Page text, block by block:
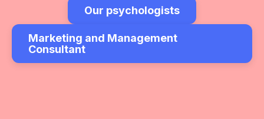
Our psychologists
Marketing and Management
Consultant